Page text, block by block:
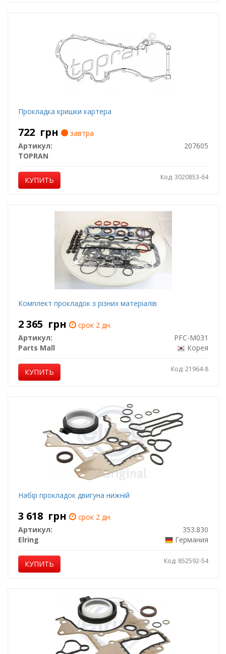
Прокладка кришки картера
722 грн
завтра
Артикул:
207605
TOPRAN
КУПИТЬ Код: 3020853-64
Комплект прокладок з різних матеріалів
2 365 грн
срок 2 дн.
Артикул:
PFC-M031
Parts Mall
Корея
КУПИТЬ Код: 21964-8
Набір прокладок двигуна нижній
3 618 грн
срок 2 дн.
Артикул:
353.830
Elring
Германия
КУПИТЬ Код: 852592-54